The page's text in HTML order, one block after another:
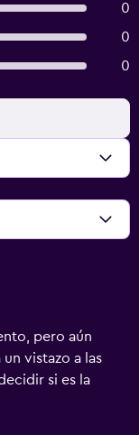
0
0
0
pero aún
vistazo a las
si es la